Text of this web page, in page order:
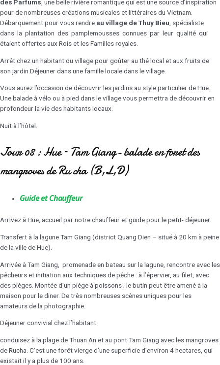
des Parfums , une belle rivière romantique qui est une source d’inspiration
pour de nombreuses créations musicales et littéraires du Vietnam.
Débarquement pour vous rendre au village de Thuy Bieu , spécialiste
dans la plantation des pamplemousses connues par leur qualité qui
étaient offertes aux Rois et les Familles royales.
Arrêt chez un habitant du village pour goûter au thé local et aux fruits de
son jardin.Déjeuner dans une famille locale dans le village.
Vous aurez l’occasion de découvrir les jardins au style particulier de Hue.
Une balade à vélo ou à pied dans le village vous permettra de découvrir en
profondeur la vie des habitants locaux.
Nuit à l’hôtel.
Jour 08 : Hue – Tam Giang- balade en foret des
mangroves de Ru cha (B,L,D)
Guide et Chauffeur
Arrivez à Hue, accueil par notre chauffeur et guide pour le petit- déjeuner.
Transfert à la lagune Tam Giang (district Quang Dien – situé à 20 km à peine
de la ville de Hue).
Arrivée à Tam Giang, promenade en bateau sur la lagune, rencontre avec les
pêcheurs et initiation aux techniques de pêche : à l’épervier, au filet, avec
des pièges. Montée d’un piège à poissons ; le butin peut être amené à la
maison pour le diner. De très nombreuses scènes uniques pour les
amateurs de la photographie.
Déjeuner convivial chez l’habitant.
conduisez à la plage de Thuan An et au pont Tam Giang avec les mangroves
de Rucha. C’est une forêt vierge d’une superficie d’environ 4 hectares, qui
existait il y a plus de 100 ans.